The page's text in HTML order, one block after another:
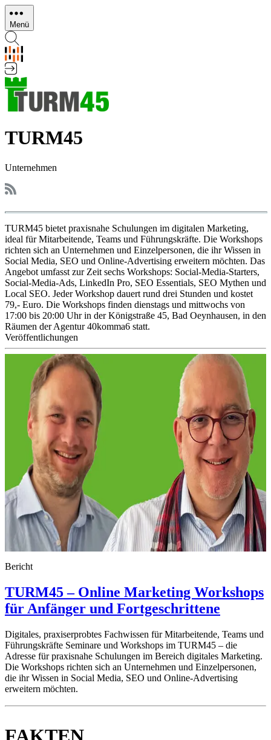
Direkt
zum
Inhalt
Menü
TURM45
Unternehmen
TURM45 bietet praxisnahe Schulungen im digitalen Marketing,
ideal für Mitarbeitende, Teams und Führungskräfte. Die Workshops
richten sich an Unternehmen und Einzelpersonen, die ihr Wissen in
Social Media, SEO und Online-Advertising erweitern möchten. Das
Angebot umfasst zur Zeit sechs Workshops: Social-Media-Starters,
Social-Media-Ads, LinkedIn Pro, SEO Essentials, SEO Mythen und
Local SEO. Jeder Workshop dauert rund drei Stunden und kostet
79,- Euro. Die Workshops finden dienstags und mittwochs von
17:00 bis 20:00 Uhr in der Königstraße 45, Bad Oeynhausen, in den
Räumen der Agentur 40komma6 statt.
Veröffentlichungen
Bericht
TURM45 – Online Marketing Workshops
für Anfänger und Fortgeschrittene
Digitales, praxiserprobtes Fachwissen für Mitarbeitende, Teams und
Führungskräfte Seminare und Workshops im TURM45 – die
Adresse für praxisnahe Schulungen im Bereich digitales Marketing.
Die Workshops richten sich an Unternehmen und Einzelpersonen,
die ihr Wissen in Social Media, SEO und Online-Advertising
erweitern möchten.